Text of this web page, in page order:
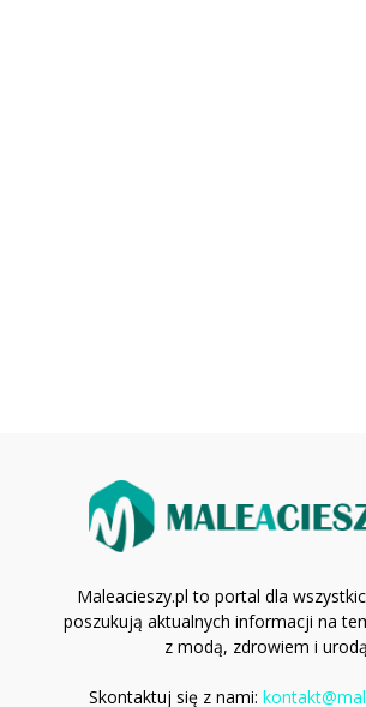
Maleacieszy.pl to portal dla
poszukują aktualnych informacji na
z modą, zdrowiem i
Skontaktuj się z nami: